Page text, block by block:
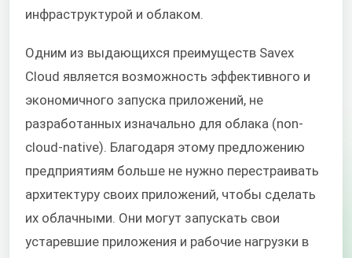
инфраструктурой и облаком.
Одним из выдающихся преимуществ Savex
Cloud является возможность эффективного и
экономичного запуска приложений, не
разработанных изначально для облака (non-
cloud-native). Благодаря этому предложению
предприятиям больше не нужно перестраивать
архитектуру своих приложений, чтобы сделать
их облачными. Они могут запускать свои
устаревшие приложения и рабочие нагрузки в